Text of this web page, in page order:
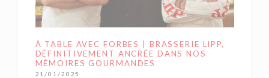
À TABLE AVEC FORBES | BRASSERIE LIPP,
DÉFINITIVEMENT ANCRÉE DANS NOS
MÉMOIRES GOURMANDES
21/01/2025